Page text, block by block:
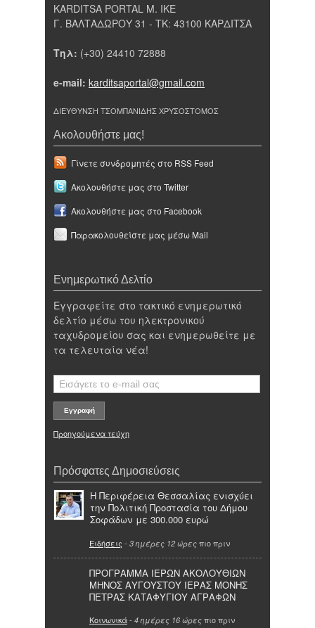
KARDITSA PORTAL Μ. ΙΚΕ
Γ. ΒΑΛΤΑΔΩΡΟΥ 31 - ΤΚ: 43100 ΚΑΡΔΙΤΣΑ
Τηλ: (+30) 24410 72888
e-mail: karditsaportal@gmail.com
ΔΙΕΥΘΥΝΣΗ ΤΣΟΜΠΑΝΙΔΗΣ ΧΡΥΣΟΣΤΟΜΟΣ
Ακολουθήστε μας!
Γίνετε συνδρομητές στο RSS Feed
Ακολουθήστε μας στο Twitter
Ακολουθήστε μας στο Facebook
Παρακολουθείστε μας μέσω Mail
Ενημερωτικό Δελτίο
Εγγραφείτε στο τακτικό ενημερωτικό
δελτίο μέσω του ηλεκτρονικού
ταχυδρομείου σας και ενημερωθείτε με
τα τελευταία νέα!
Προηγούμενα τεύχη
Πρόσφατες Δημοσιεύσεις
Η Περιφέρεια Θεσσαλίας ενισχύει
την Πολιτική Προστασία του Δήμου
Σοφάδων με 300.000 ευρώ
Ειδήσεις - 3 ημέρες 12 ώρες πιο πριν
ΠΡΟΓΡΑΜΜΑ ΙΕΡΩΝ ΑΚΟΛΟΥΘΙΩΝ
ΜΗΝΟΣ ΑΥΓΟΥΣΤΟΥ ΙΕΡΑΣ ΜΟΝΗΣ
ΠΕΤΡΑΣ ΚΑΤΑΦΥΓΙΟΥ ΑΓΡΑΦΩΝ
Κοινωνικά- 4 ημέρες 16 ώρες πιο πριν